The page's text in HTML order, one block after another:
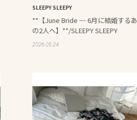
SLEEPY SLEEPY
**【June Bride ─ 6月に結婚するあ
の2人へ】**/SLEEPY SLEEPY
2026.05.24